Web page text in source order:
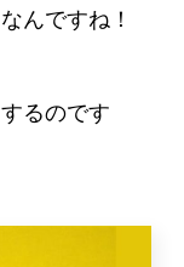
んですね！
るのです